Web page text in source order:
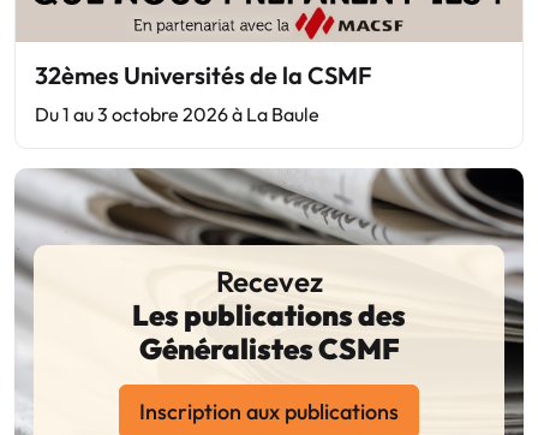
32èmes Universités de la CSMF
Du 1 au 3 octobre 2026 à La Baule
Recevez
Les publications des
Généralistes CSMF
Inscription aux publications